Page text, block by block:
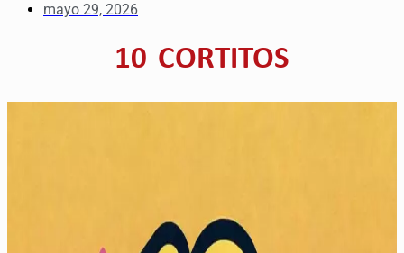
mayo 29, 2026
10 CORTITOS